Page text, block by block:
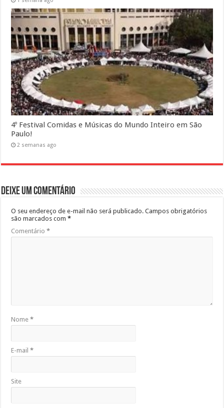
4º Festival Comidas e Músicas do Mundo Inteiro em São
Paulo!
2 semanas ago
Deixe um comentário
O seu endereço de e-mail não será publicado. Campos obrigatórios
são marcados com*
Comentário*
Nome*
E-mail*
Site